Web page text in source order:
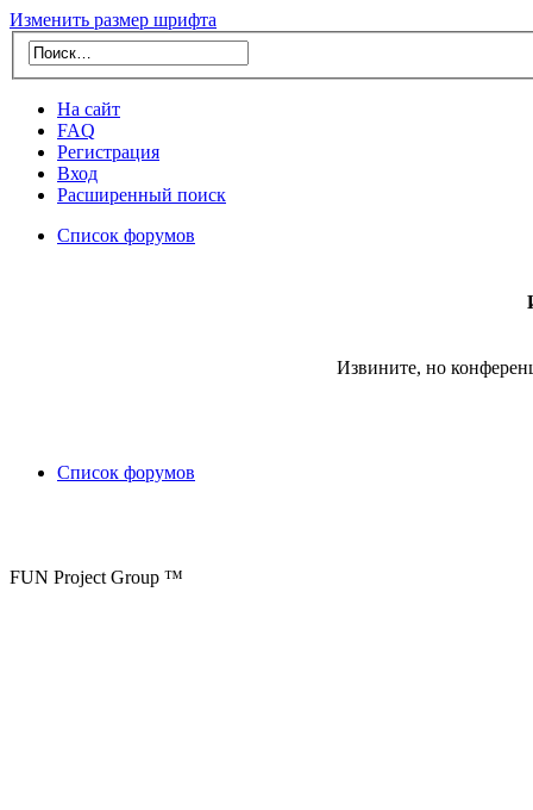
Изменить размер шрифта
На сайт
FAQ
Регистрация
Вход
Расширенный поиск
Список форумов
Извините, но
Список форумов
FUN Project Group ™